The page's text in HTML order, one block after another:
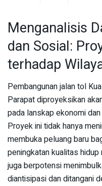
Menganalisis
dan Sosial:
terhadap
Pembangunan jalan tol
Parapat diproyeksikan
pada lanskap ekonomi
Proyek ini tidak hanya
membuka peluang baru
peningkatan kualitas
juga berpotensi
diantisipasi dan ditangani